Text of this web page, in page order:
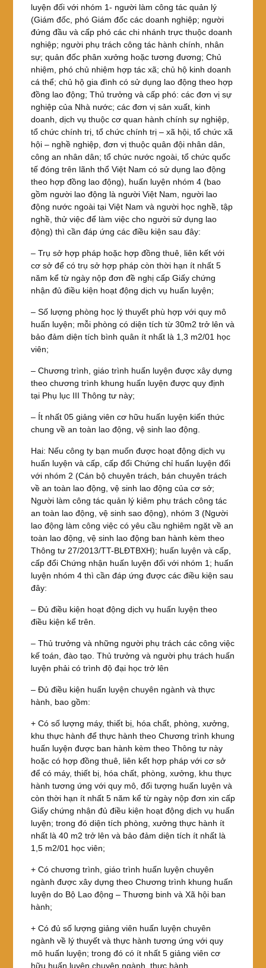
luyện đối với nhóm 1- người làm công tác quản lý
(Giám đốc, phó Giám đốc các doanh nghiệp; người
đứng đầu và cấp phó các chi nhánh trực thuộc doanh
nghiệp; người phụ trách công tác hành chính, nhân
sự; quản đốc phân xưởng hoặc tương đương; Chủ
nhiệm, phó chủ nhiệm hợp tác xã; chủ hộ kinh doanh
cá thể; chủ hộ gia đình có sử dụng lao động theo hợp
đồng lao động; Thủ trưởng và cấp phó: các đơn vị sự
nghiệp của Nhà nước; các đơn vị sản xuất, kinh
doanh, dịch vụ thuộc cơ quan hành chính sự nghiệp,
tổ chức chính trị, tổ chức chính trị – xã hội, tổ chức xã
hội – nghề nghiệp, đơn vị thuộc quân đội nhân dân,
công an nhân dân; tổ chức nước ngoài, tổ chức quốc
tế đóng trên lãnh thổ Việt Nam có sử dụng lao động
theo hợp đồng lao động), huấn luyện nhóm 4 (bao
gồm người lao động là người Việt Nam, người lao
động nước ngoài tại Việt Nam và người học nghề, tập
nghề, thử việc để làm việc cho người sử dụng lao
động) thì cần đáp ứng các điều kiện sau đây:
– Trụ sở hợp pháp hoặc hợp đồng thuê, liên kết với
cơ sở để có trụ sở hợp pháp còn thời hạn ít nhất 5
năm kể từ ngày nộp đơn đề nghị cấp Giấy chứng
nhận đủ điều kiện hoạt động dịch vụ huấn luyện;
– Số lượng phòng học lý thuyết phù hợp với quy mô
huấn luyện; mỗi phòng có diện tích từ 30m2 trở lên và
bảo đảm diện tích bình quân ít nhất là 1,3 m2/01 học
viên;
– Chương trình, giáo trình huấn luyện được xây dựng
theo chương trình khung huấn luyện được quy định
tại Phụ lục III Thông tư này;
– Ít nhất 05 giảng viên cơ hữu huấn luyện kiến thức
chung về an toàn lao động, vệ sinh lao động.
Hai: Nếu công ty bạn muốn được hoạt động dịch vụ
huấn luyện và cấp, cấp đổi Chứng chỉ huấn luyện đối
với nhóm 2 (Cán bộ chuyên trách, bán chuyên trách
về an toàn lao động, vệ sinh lao động của cơ sở;
Người làm công tác quản lý kiêm phụ trách công tác
an toàn lao động, vệ sinh sao động), nhóm 3 (Người
lao động làm công việc có yêu cầu nghiêm ngặt về an
toàn lao động, vệ sinh lao động ban hành kèm theo
Thông tư 27/2013/TT-BLĐTBXH); huấn luyện và cấp,
cấp đổi Chứng nhận huấn luyện đối với nhóm 1; huấn
luyện nhóm 4 thì cần đáp ứng được các điều kiện sau
đây:
– Đủ điều kiện hoạt động dịch vụ huấn luyện theo
điều kiện kể trên.
– Thủ trưởng và những người phụ trách các công việc
kế toán, đào tạo. Thủ trưởng và người phụ trách huấn
luyện phải có trình độ đại học trở lên
– Đủ điều kiện huấn luyện chuyên ngành và thực
hành, bao gồm:
+ Có số lượng máy, thiết bị, hóa chất, phòng, xưởng,
khu thực hành để thực hành theo Chương trình khung
huấn luyện được ban hành kèm theo Thông tư này
hoặc có hợp đồng thuê, liên kết hợp pháp với cơ sở
để có máy, thiết bị, hóa chất, phòng, xưởng, khu thực
hành tương ứng với quy mô, đối tượng huấn luyện và
còn thời hạn ít nhất 5 năm kể từ ngày nộp đơn xin cấp
Giấy chứng nhận đủ điều kiện hoạt động dịch vụ huấn
luyện; trong đó diện tích phòng, xưởng thực hành ít
nhất là 40 m2 trở lên và bảo đảm diện tích ít nhất là
1,5 m2/01 học viên;
+ Có chương trình, giáo trình huấn luyện chuyên
ngành được xây dựng theo Chương trình khung huấn
luyện do Bộ Lao động – Thương binh và Xã hội ban
hành;
+ Có đủ số lượng giảng viên huấn luyện chuyên
ngành về lý thuyết và thực hành tương ứng với quy
mô huấn luyện; trong đó có ít nhất 5 giảng viên cơ
hữu huấn luyện chuyên ngành, thực hành.